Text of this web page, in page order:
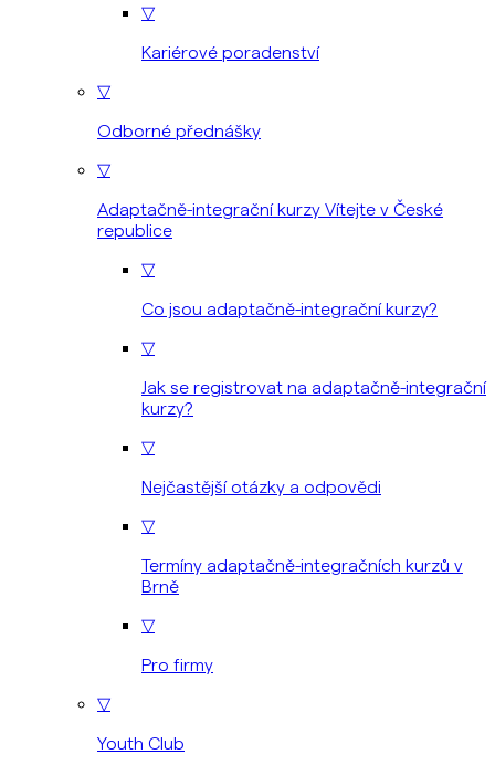
▽
Kariérové poradenství
▽
Odborné přednášky
▽
Adaptačně-integrační kurzy Vítejte v České
republice
▽
Co jsou adaptačně-integrační kurzy?
▽
Jak se registrovat na adaptačně-integrační
kurzy?
▽
Nejčastější otázky a odpovědi
▽
Termíny adaptačně-integračních kurzů v
Brně
▽
Pro firmy
▽
Youth Club